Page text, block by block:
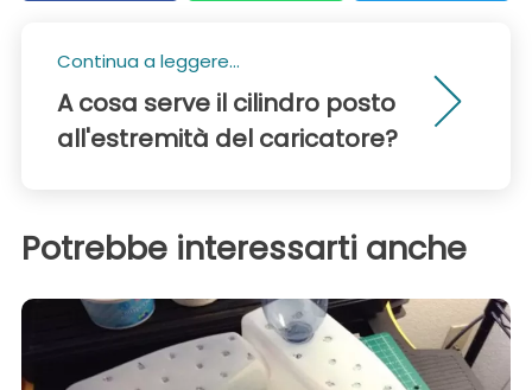
Continua a leggere...
A cosa serve il cilindro posto
all'estremità del caricatore?
Potrebbe interessarti anche